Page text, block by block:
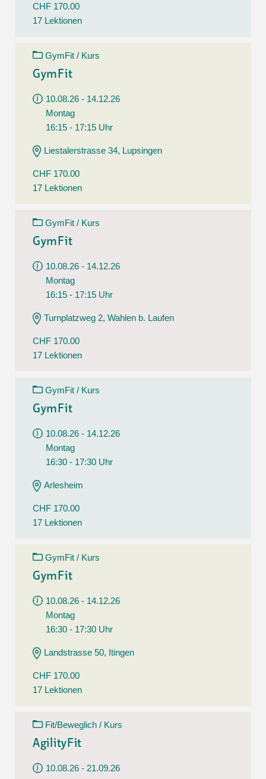
CHF 170.00
17 Lektionen
GymFit / Kurs
GymFit
10.08.26 - 14.12.26
Montag
16:15 - 17:15 Uhr
Liestalerstrasse 34, Lupsingen
CHF 170.00
17 Lektionen
GymFit / Kurs
GymFit
10.08.26 - 14.12.26
Montag
16:15 - 17:15 Uhr
Turnplatzweg 2, Wahlen b. Laufen
CHF 170.00
17 Lektionen
GymFit / Kurs
GymFit
10.08.26 - 14.12.26
Montag
16:30 - 17:30 Uhr
Arlesheim
CHF 170.00
17 Lektionen
GymFit / Kurs
GymFit
10.08.26 - 14.12.26
Montag
16:30 - 17:30 Uhr
Landstrasse 50, Itingen
CHF 170.00
17 Lektionen
Fit/Beweglich / Kurs
AgilityFit
10.08.26 - 21.09.26